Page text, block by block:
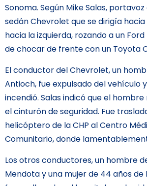
Sonoma. Según Mike Salas, portavoz
sedán Chevrolet que se dirigía
hacia la izquierda, rozando a un
de chocar de frente con un Toyota
El conductor del Chevrolet, un
Antioch, fue expulsado del vehículo
incendió. Salas indicó que el
el cinturón de seguridad. Fue
helicóptero de la CHP al Centro
Comunitario, donde
Los otros conductores, un hombre
Mendota y una mujer de 44 años de